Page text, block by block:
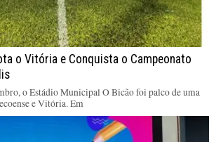
o Vitória e Conquista o Campeonato
o Estádio Municipal O Bicão foi palco de uma
e Vitória. Em